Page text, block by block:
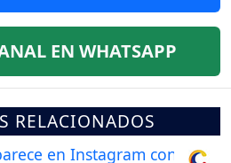
EN WHATSAPP
RELACIONADOS